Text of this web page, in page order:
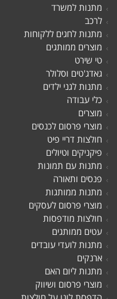
מתנות למשרד
לרכב
מתנות לחגים ללקוחות
מוצרים ממותגים
טי שירט
גאדג'טים וסלולר
מתנות לגני ילדים
כלי עבודה
מוצרים
מוצרי פרסום לכנסים
חולצות דריי פיט
פיקניקים וטיולים
מתנות עם תמונות
פנסים ותאורה
מתנות ממותגות
מוצרי פרסום לעסקים
חולצות מודפסות
עטים ממותגים
מתנות לועדי עובדים
ארנקים
מתנות ליום האם
מוצרי פרסום ושיווק